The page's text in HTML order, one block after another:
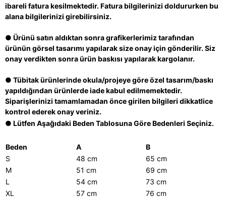
ibareli fatura kesilmektedir. Fatura bilgilerinizi doldururken bu
alana bilgilerinizi girebilirsiniz.
● Ürünü satın aldıktan sonra grafikerlerimiz tarafından
ürünün görsel tasarımı yapılarak size onay için gönderilir. Siz
onay verdikten sonra ürün baskısı yapılarak kargolanır.
● Tübitak ürünlerinde okula/projeye göre özel tasarım/baskı
yapıldığından ürünlerde iade kabul edilmemektedir.
Siparişlerinizi tamamlamadan önce girilen bilgileri dikkatlice
kontrol ederek onay veriniz.
● Lütfen Aşağıdaki Beden Tablosuna Göre Bedenleri Seçiniz.
Beden A
B
S
48 cm
65 cm
M
51 cm
69 cm
L
54 cm
73 cm
XL
57 cm
76 cm